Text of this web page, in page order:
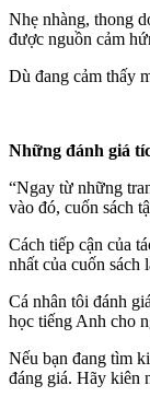
Nhẹ nhàng, thong
được nguồn cảm
Dù đang cảm thấy
Những đánh giá
“Ngay từ những
vào đó, cuốn sách
Cách tiếp cận của
nhất của cuốn
Cá nhân tôi đánh
học tiếng Anh cho
Nếu bạn đang tìm
đáng giá. Hãy kiên